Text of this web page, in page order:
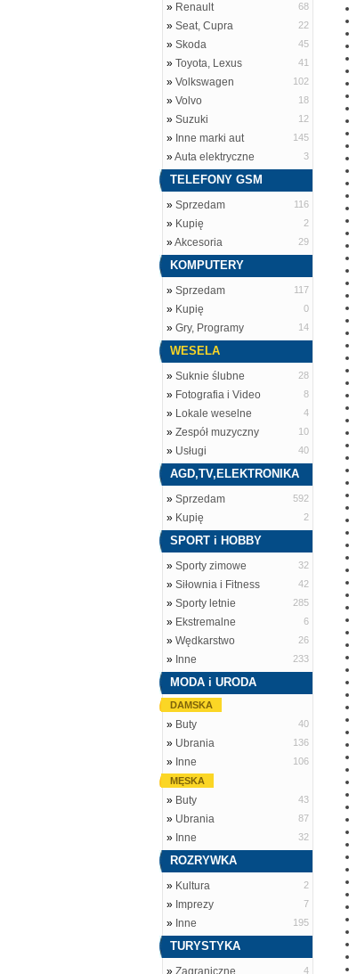
» Renault 68
» Seat, Cupra 22
» Skoda 45
» Toyota, Lexus 41
» Volkswagen 102
» Volvo 18
» Suzuki 12
» Inne marki aut 145
»Auta elektryczne 3
TELEFONY GSM
» Sprzedam 116
» Kupię 2
»Akcesoria 29
KOMPUTERY
» Sprzedam 117
» Kupię 0
» Gry, Programy 14
WESELA
» Suknie ślubne 28
» Fotografia i Video 8
» Lokale weselne 4
» Zespół muzyczny 10
» Usługi 40
AGD,TV,ELEKTRONIKA
» Sprzedam 592
» Kupię 2
SPORT i HOBBY
» Sporty zimowe 32
» Siłownia i Fitness 42
» Sporty letnie 285
» Ekstremalne 6
» Wędkarstwo 26
» Inne 233
MODA i URODA
DAMSKA
» Buty 40
» Ubrania 136
» Inne
106
MĘSKA
» Buty 43
» Ubrania 87
» Inne 32
ROZRYWKA
» Kultura 2
» Imprezy 7
» Inne 195
TURYSTYKA
» Zagraniczne 4